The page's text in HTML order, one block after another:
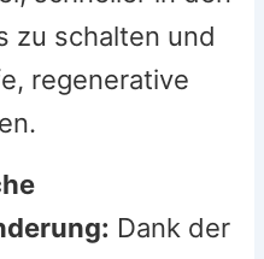
zu schalten und
regenerative
Dank der